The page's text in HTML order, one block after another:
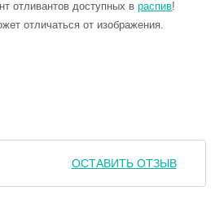
отливантов доступных враспив!
отличаться от изображения.
ОСТАВИТЬ ОТЗЫВ